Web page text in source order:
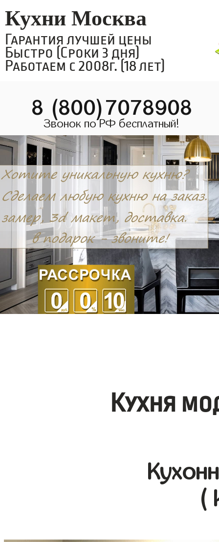
Кухни Москва
Гарантия лучшей цены
Быстро (Сроки 3 дня)
Работаем с 2008г. (18 лет)
8 (800)7078908
Звонок по РФ бесплатный!
Кухня
(